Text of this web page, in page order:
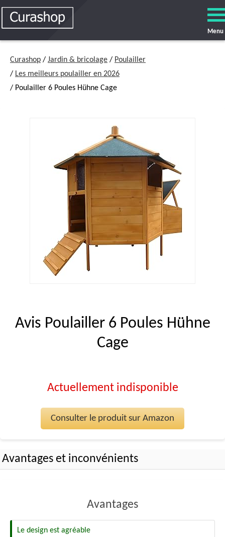
Menu
Curashop / Jardin & bricolage / Poulailler
/ Les meilleurs poulailler en 2026
/ Poulailler 6 Poules Hühne Cage
Avis Poulailler 6 Poules Hühne
Cage
Actuellement indisponible
Consulter le produit sur Amazon
Avantages et inconvénients
Avantages
Le design est agréable